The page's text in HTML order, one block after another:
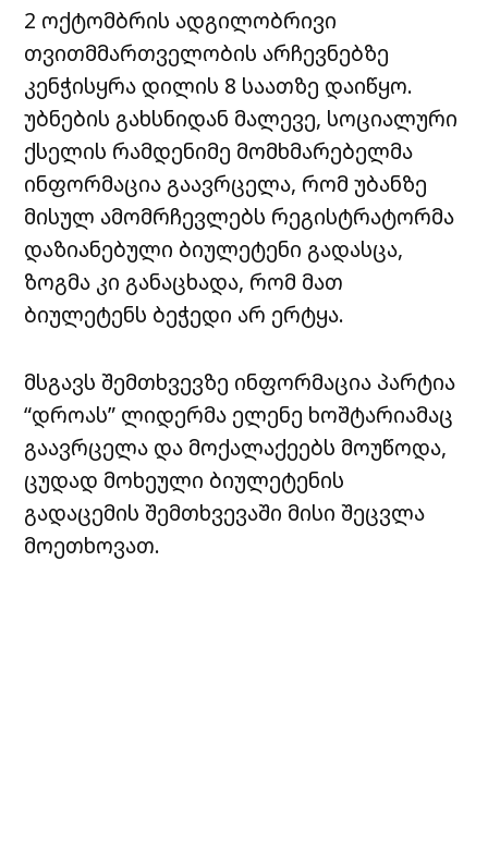
2 ოქტომბრის ადგილობრივი
თვითმმართველობის არჩევნებზე
კენჭისყრა დილის 8 საათზე დაიწყო.
უბნების გახსნიდან მალევე, სოციალური
ქსელის რამდენიმე მომხმარებელმა
ინფორმაცია გაავრცელა, რომ უბანზე
მისულ ამომრჩევლებს რეგისტრატორმა
დაზიანებული ბიულეტენი გადასცა,
ზოგმა კი განაცხადა, რომ მათ
ბიულეტენს ბეჭედი არ ერტყა.
მსგავს შემთხვევზე ინფორმაცია პარტია
“დროას” ლიდერმა ელენე ხოშტარიამაც
გაავრცელა და მოქალაქეებს მოუწოდა,
ცუდად მოხეული ბიულეტენის
გადაცემის შემთხვევაში მისი შეცვლა
მოეთხოვათ.